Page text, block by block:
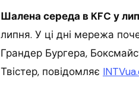
Шалена середа в KFC у
липня. У ці дні мережа
Грандер Бургера,
Твістер, повідомляє